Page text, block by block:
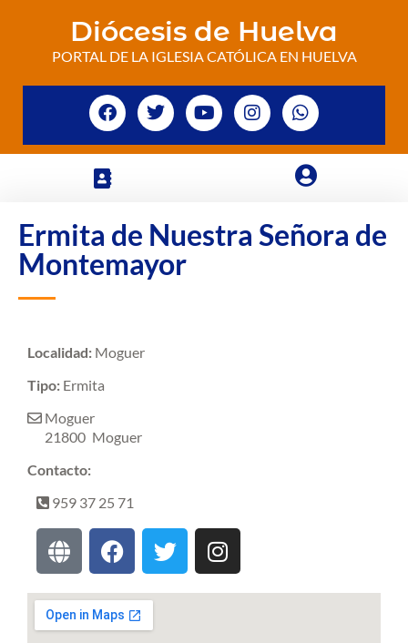
Diócesis de Huelva
PORTAL DE LA IGLESIA CATÓLICA EN HUELVA
Ermita de Nuestra Señora de
Montemayor
Localidad: Moguer
Tipo: Ermita
Moguer
21800 Moguer
Contacto:
959 37 25 71